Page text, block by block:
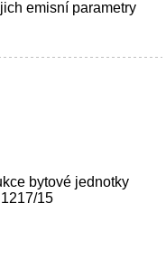
emisní parametry
bytové jednotky
15